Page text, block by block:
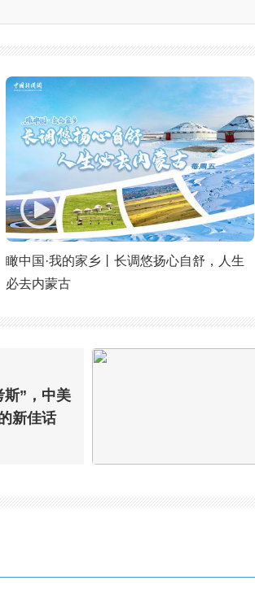
瞰中国·我的家乡丨长调悠扬心自舒，人生
必去内蒙古
斯”，中美
新佳话